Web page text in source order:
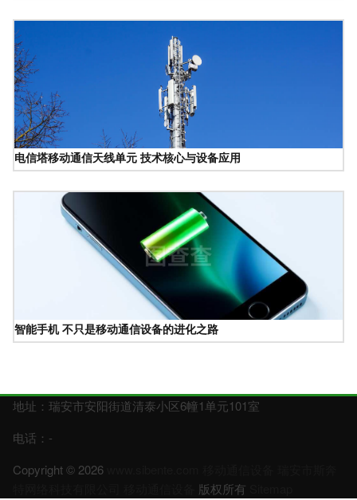
电信塔移动通信天线单元 技术核心与设备应用
智能手机 不只是移动通信设备的进化之路
地址：瑞安市安阳街道清泰小区6幢1单元101室
电话：-
Copyright © 2026
版权所有